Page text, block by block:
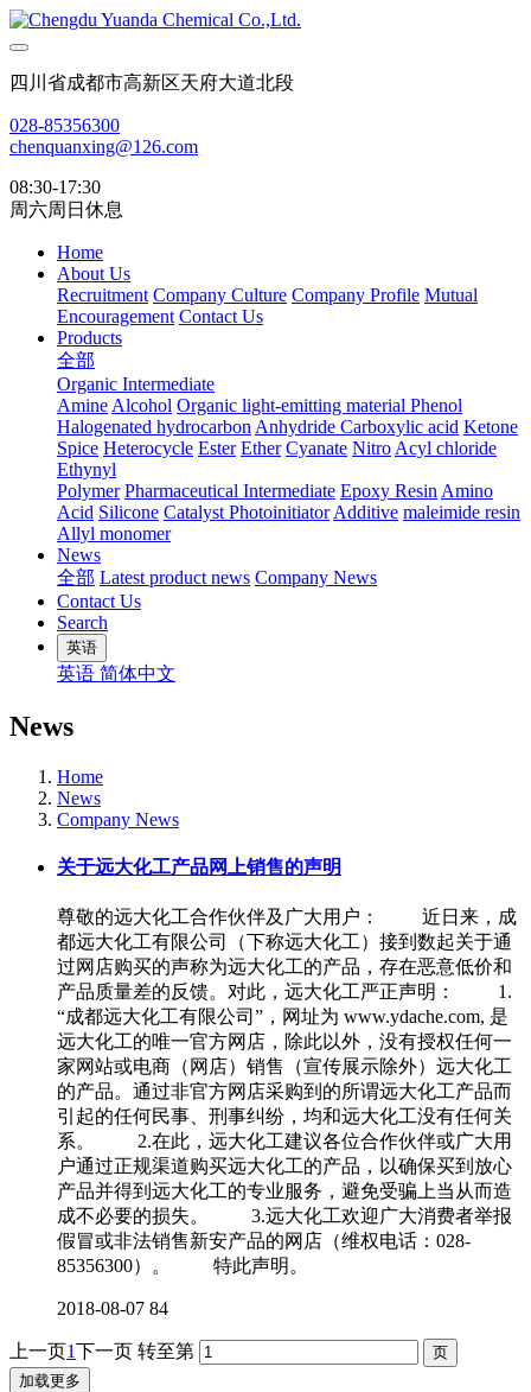
四川省成都市高新区天府大道北段
028-85356300
chenquanxing@126.com
08:30-17:30
周六周日休息
Home
About Us
Recruitment Company Culture Company Profile Mutual
Encouragement Contact Us
Products
全部
Organic Intermediate
Amine Alcohol Organic light-emitting material Phenol
Halogenated hydrocarbon Anhydride Carboxylic acid Ketone
Spice Heterocycle Ester Ether Cyanate Nitro Acyl chloride
Ethynyl
Polymer Pharmaceutical Intermediate Epoxy Resin Amino
Acid Silicone Catalyst Photoinitiator Additive maleimide resin
Allyl monomer
News
全部 Latest product news Company News
Contact Us
Search
英语
英语 简体中文
News
Home
News
Company News
关于远大化工产品网上销售的声明
尊敬的远大化工合作伙伴及广大用户： 近日来，成
都远大化工有限公司（下称远大化工）接到数起关于通
过网店购买的声称为远大化工的产品，存在恶意低价和
产品质量差的反馈。对此，远大化工严正声明： 1.
“成都远大化工有限公司”，网址为 www.ydache.com, 是
远大化工的唯一官方网店，除此以外，没有授权任何一
家网站或电商（网店）销售（宣传展示除外）远大化工
的产品。通过非官方网店采购到的所谓远大化工产品而
引起的任何民事、刑事纠纷，均和远大化工没有任何关
系。 2.在此，远大化工建议各位合作伙伴或广大用
户通过正规渠道购买远大化工的产品，以确保买到放心
产品并得到远大化工的专业服务，避免受骗上当从而造
成不必要的损失。 3.远大化工欢迎广大消费者举报
假冒或非法销售新安产品的网店（维权电话：028-
85356300）。 特此声明。
2018-08-07 84
上一页1下一页 转至第
加载更多